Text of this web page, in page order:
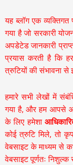
यह ब्लॉग एक व्यक्तिगत
गया है जो सरकारी
अपडेटेड जानकारी
प्रयास करती है कि
त्रुटियों की संभावना
हमारे सभी लेखों में
गया है, और हम आपसे
के लिए हमेशा
कोई त्रुटि मिले, तो
वेबसाइट के माध्यम से
वेबसाइट पूर्णतः निशुल्क